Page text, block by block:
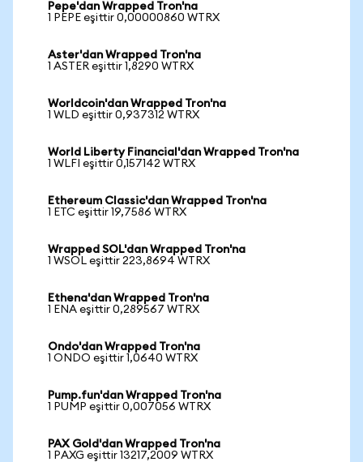
Pepe'dan Wrapped Tron'na
1 PEPE eşittir 0,00000860 WTRX
Aster'dan Wrapped Tron'na
1 ASTER eşittir 1,8290 WTRX
Worldcoin'dan Wrapped Tron'na
1 WLD eşittir 0,937312 WTRX
World Liberty Financial'dan Wrapped Tron'na
1 WLFI eşittir 0,157142 WTRX
Ethereum Classic'dan Wrapped Tron'na
1 ETC eşittir 19,7586 WTRX
Wrapped SOL'dan Wrapped Tron'na
1 WSOL eşittir 223,8694 WTRX
Ethena'dan Wrapped Tron'na
1 ENA eşittir 0,289567 WTRX
Ondo'dan Wrapped Tron'na
1 ONDO eşittir 1,0640 WTRX
Pump.fun'dan Wrapped Tron'na
1 PUMP eşittir 0,007056 WTRX
PAX Gold'dan Wrapped Tron'na
1 PAXG eşittir 13217,2009 WTRX